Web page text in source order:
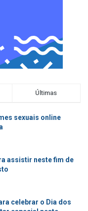
Últimas
sexuais online
assistir neste fim de
celebrar o Dia dos